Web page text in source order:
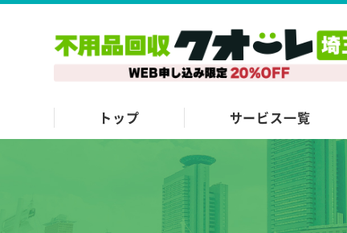
トップ サービス一覧